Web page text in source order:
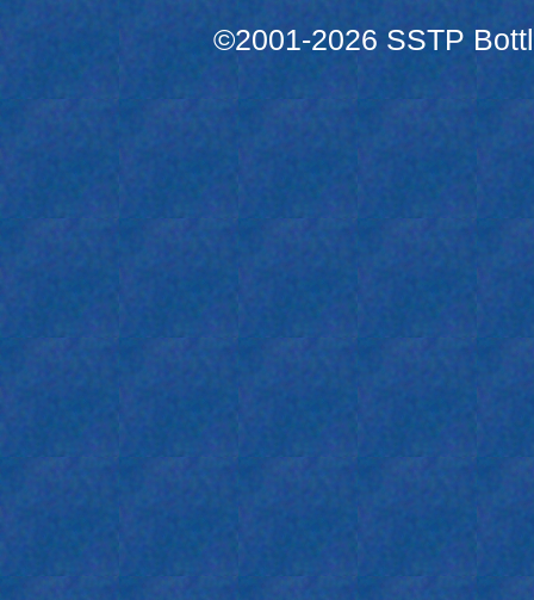
©2001-2026 SSTP